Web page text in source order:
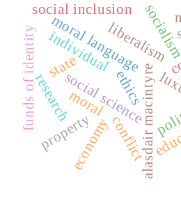
alasdair macintyre
social science
conflict
ethics
moral language
moral
economy
liberalism
property
individual
state
research
social inclusion
funds of identity